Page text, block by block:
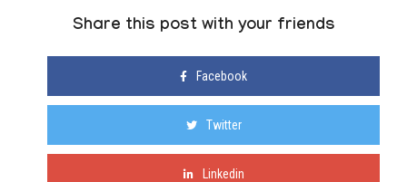
Share this post with your friends
Facebook
Twitter
Linkedin